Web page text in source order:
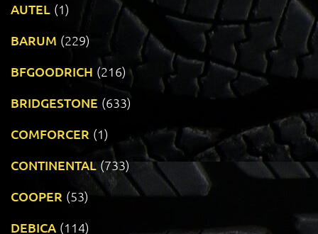
AUTEL (1)
BARUM (229)
BFGOODRICH (216)
BRIDGESTONE (633)
COMFORCER (1)
CONTINENTAL (733)
COOPER (53)
DEBICA (114)